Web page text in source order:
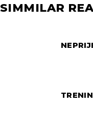
SIMMILAR